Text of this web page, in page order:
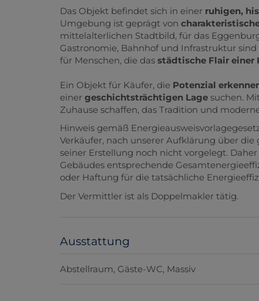
Das Objekt befindet sich in einer ruhigen,
Umgebung ist geprägt von
mittelalterlichen Stadtbild, für das
Gastronomie, Bahnhof und Infrastruktur sind
für Menschen, die das städtische Flair einer
Ein Objekt für Käufer, die Potenzial
einer geschichtsträchtigen Lage suchen.
Zuhause schaffen, das Tradition und
Hinweis gemäß
Verkäufer, nach unserer Aufklärung über
seiner Erstellung noch nicht vorgelegt.
Gebäudes entsprechende
oder Haftung für die tatsächliche
Der Vermittler ist als Doppelmakler tätig.
Ausstattung
Abstellraum Gäste-WC Massiv